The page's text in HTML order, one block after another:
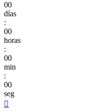
00
días
:
00
horas
:
00
min
:
00
seg
